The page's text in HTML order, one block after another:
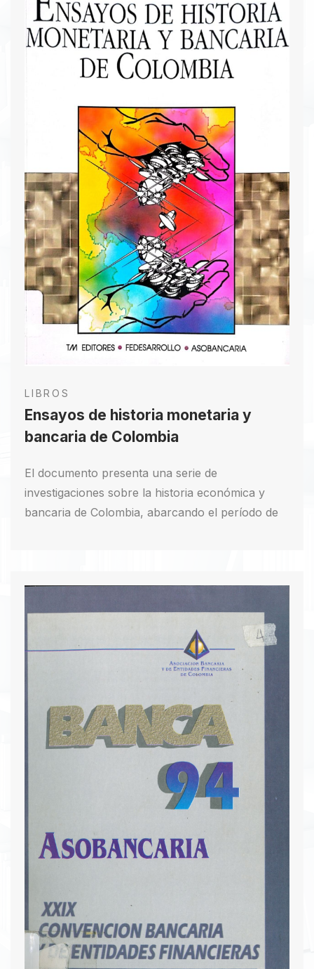
de capital internacionales. Además, se discuten
innovaciones financieras como productos
derivados y titularización, destacando sus
beneficios y riesgos. El documento también
riesgo de liquidez y estabilidad económica,
ofreciendo una perspectiva integral y actualizada
del mercado de capitales.
Descargar PDF
LIBROS
Ensayos de historia monetaria y
bancaria de Colombia
El documento presenta una serie de
investigaciones sobre la historia económica y
bancaria de Colombia, abarcando el período de
momentos de crisis. Destaca el uso de fuentes
primarias y la aplicación de la econometría en
algunos ensayos. En conjunto, estas
contribuciones buscan ampliar el entendimiento
del desarrollo económico del país y ofrecer
nuevos enfoques para futuras investigaciones en
el campo de la historia económica.
Descargar PDF